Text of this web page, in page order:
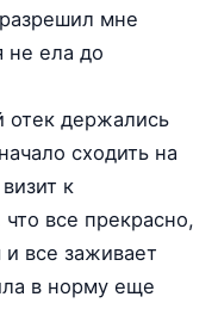
мне
не ела до
отек держались
сходить на
к
все прекрасно,
все заживает
в норму еще